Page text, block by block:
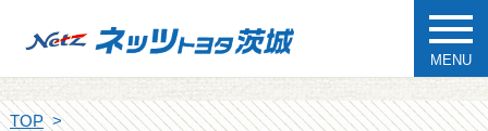
MENU
TOP